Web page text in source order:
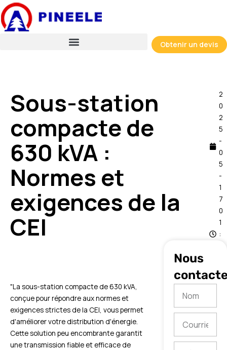
Skip
to
content
Obtenir un devis
Sous-station
compacte de
630 kVA :
Normes et
exigences de la
CEI
2
0
2
5
-
0
5
-
1
7
0
1
:
"La sous-station compacte de 630 kVA,
conçue pour répondre aux normes et
exigences strictes de la CEI, vous permet
d'améliorer votre distribution d'énergie.
Cette solution peu encombrante garantit
une transmission fiable et efficace de
Nous